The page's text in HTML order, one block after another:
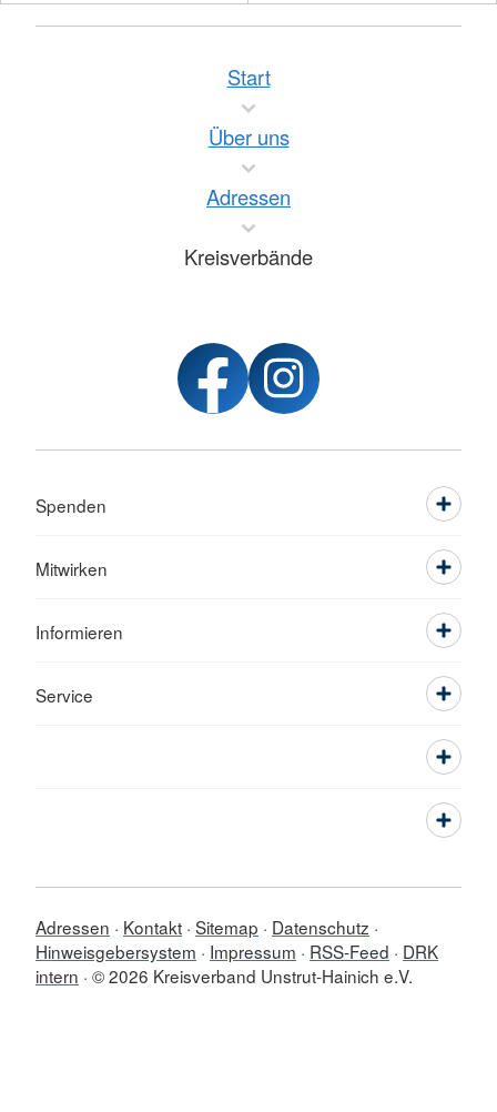
Start
Über uns
Adressen
Kreisverbände
Spenden
Mitwirken
Informieren
Service
Adressen Kontakt Sitemap
Datenschutz
Hinweisgebersystem
Impressum RSS-Feed
DRK
intern © 2026 Kreisverband Unstrut-Hainich e.V.